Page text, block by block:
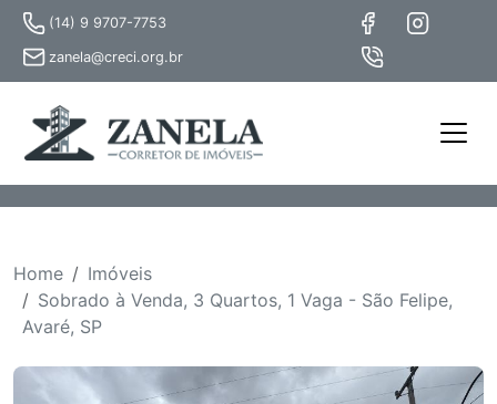
(14) 9 9707-7753
zanela@creci.org.br
Home
Imóveis
Sobrado à Venda, 3 Quartos, 1 Vaga - São Felipe,
Avaré, SP